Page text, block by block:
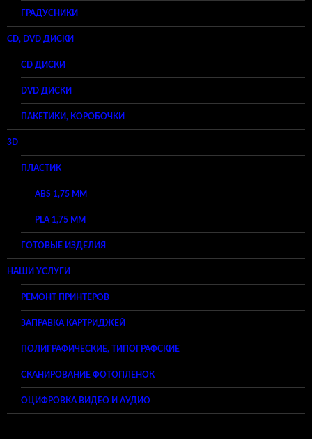
ГРАДУСНИКИ
CD, DVD ДИСКИ
CD ДИСКИ
DVD ДИСКИ
ПАКЕТИКИ, КОРОБОЧКИ
3D
ПЛАСТИК
ABS 1,75 ММ
PLA 1,75 ММ
ГОТОВЫЕ ИЗДЕЛИЯ
НАШИ УСЛУГИ
РЕМОНТ ПРИНТЕРОВ
ЗАПРАВКА КАРТРИДЖЕЙ
ПОЛИГРАФИЧЕСКИЕ, ТИПОГРАФСКИЕ
СКАНИРОВАНИЕ ФОТОПЛЕНОК
ОЦИФРОВКА ВИДЕО И АУДИО